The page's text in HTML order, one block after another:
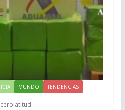
MUNDO TENDENCIAS